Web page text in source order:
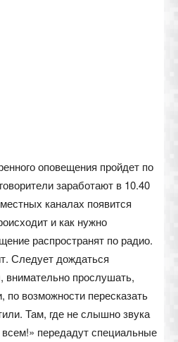
оповещения пройдет по
заработают в 10.40
каналах появится
и как нужно
распространят по радио.
Следует дождаться
внимательно прослушать,
по возможности пересказать
Там, где не слышно звука
передадут специальные